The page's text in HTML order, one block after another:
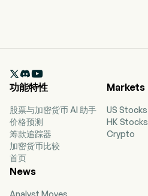

功能特性
股票与加密货币 AI 助手
价格预测
筹款追踪器
加密货币比较
首页
Markets
US Stocks
HK Stocks
Crypto
News
Analyst Moves